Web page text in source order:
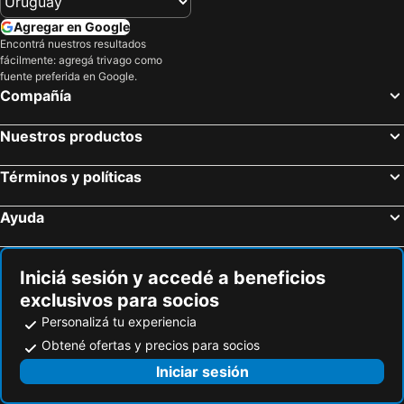
hotel MONday Premium 豊洲
Hotel Gracery Shinjuku
Hotel Ryumeikan Tokyo
Toyoko Inn Shinjuku Kabuki-Cho
Super Hotel Tokyo Kinshicho Ekimae
APA Hotel Shinjuku Kabukicho Tower
Hotel Livemax Tokyo Kanda East
Sotetsu Fresa Inn Hamamatsucho Daimon
Shinjuku Prince Hotel
HOTEL LiVEMAX Shinjuku Kabukicho-Meijidori
APA Hotel Higashi Shinjuku Ekimae
Sotetsu Fresa Inn Higashi Shinjuku
Kadoya Hotel
Hotel Rose Garden Shinjuku
Ace Inn Asakusa
ICI HOTEL Asakusabashi
JR-East Hotel Mets Shibuya
Amand Hotel
Hotel East 21 Tokyo
Candeo Hotels Tokyo Roppongi
Katsushika
Hakuba Iwatake Snow Field
Gokokuji Metro Station
Minato
Estación de tren y metro de Asakusa
Ayase Metro Station
Haneda Airport Terminal 2
Narita International Airport
Shinjukusanchome Station
Higashi-Shinjuku Metro Station
Shin Okubo Korean Town
Shin-Okubo station
Nishi-Shinjuku Metro Station
Shinjuku-gyoemmae Metro Station
Zenrosai Hall Space Zero
NS Event Hall
Yoyogi Station
Gobierno Metropolitano de Tokio
Bellesalle Shinjuku Central Park
Wakamatsu-Kawada Station
Agregar en Google
Encontrá nuestros resultados
fácilmente: agregá trivago como
fuente preferida en Google.
Compañía
Nuestros productos
Términos y políticas
Ayuda
Iniciá sesión y accedé a beneficios
exclusivos para socios
Personalizá tu experiencia
Obtené ofertas y precios para socios
Iniciar sesión